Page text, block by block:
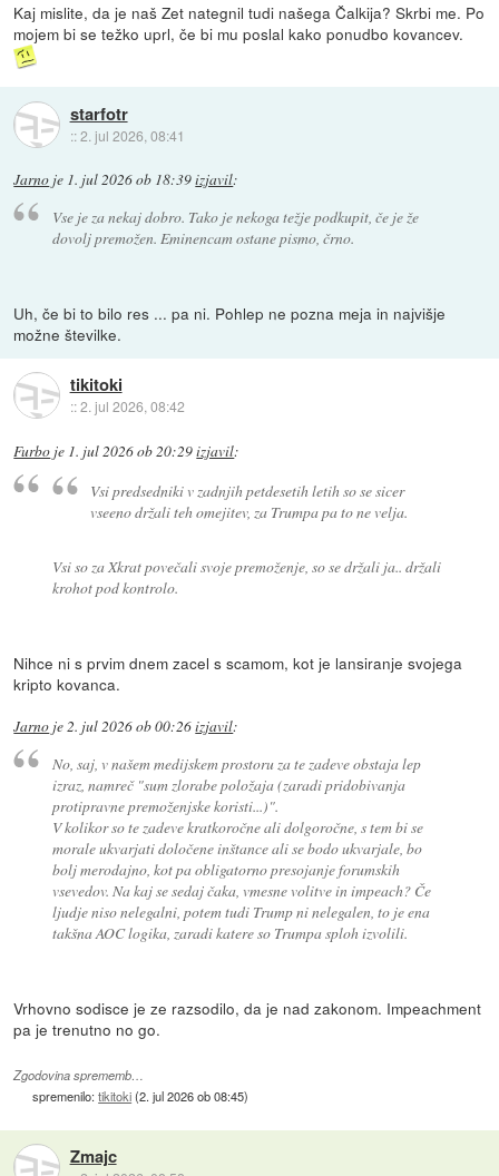
Kaj mislite, da je naš Zet nategnil tudi našega Čalkija? Skrbi me. Po
mojem bi se težko uprl, če bi mu poslal kako ponudbo kovancev.
starfotr
::2. jul 2026, 08:41
Jarno je 1. jul 2026 ob 18:39izjavil:
Vse je za nekaj dobro. Tako je nekoga težje podkupit, če je že
dovolj premožen. Eminencam ostane pismo, črno.
Uh, če bi to bilo res ... pa ni. Pohlep ne pozna meja in najvišje
možne številke.
tikitoki
::2. jul 2026, 08:42
Furbo je 1. jul 2026 ob 20:29izjavil:
Vsi predsedniki v zadnjih petdesetih letih so se sicer
vseeno držali teh omejitev, za Trumpa pa to ne velja.
Vsi so za Xkrat povečali svoje premoženje, so se držali ja.. držali
krohot pod kontrolo.
Nihce ni s prvim dnem zacel s scamom, kot je lansiranje svojega
kripto kovanca.
Jarno je2. jul 2026 ob 00:26izjavil:
No, saj, v našem medijskem prostoru za te zadeve obstaja lep
izraz, namreč "sum zlorabe položaja (zaradi pridobivanja
protipravne premoženjske koristi...)".
V kolikor so te zadeve kratkoročne ali dolgoročne, s tem bi se
morale ukvarjati določene inštance ali se bodo ukvarjale, bo
bolj merodajno, kot pa obligatorno presojanje forumskih
vsevedov. Na kaj se sedaj čaka, vmesne volitve in impeach? Če
ljudje niso nelegalni, potem tudi Trump ni nelegalen, to je ena
takšna AOC logika, zaradi katere so Trumpa sploh izvolili.
Vrhovno sodisce je ze razsodilo, da je nad zakonom. Impeachment
pa je trenutno no go.
Zgodovina sprememb…
spremenilo:tikitoki(2. jul 2026 ob 08:45)
Zmajc